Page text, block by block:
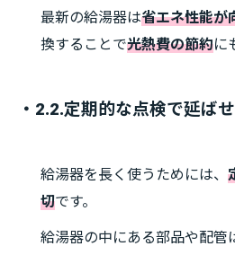
最新の給湯器は省エネ性能が
換することで光熱費の節約に
・2.2.定期的な点検で延ば
給湯器を長く使うためには、
切です。
給湯器の中にある部品や配管